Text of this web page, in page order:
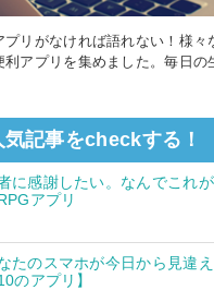
リがなければ語れない！様々
アプリを集めました。毎日の
気記事をcheckする！
に感謝したい。なんでこれ
アプリ
なたのスマホが今日から見違
のアプリ】